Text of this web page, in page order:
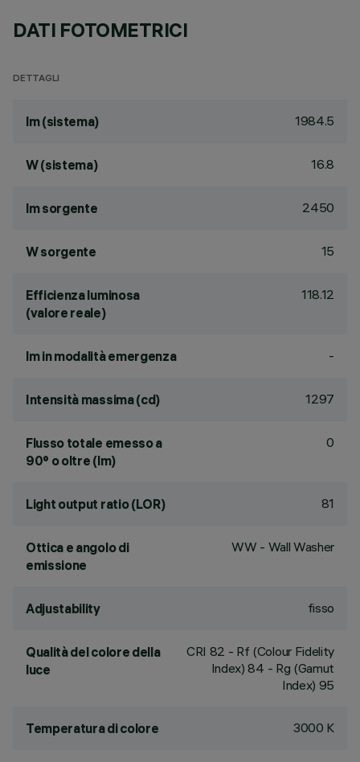
DATI FOTOMETRICI
DETTAGLI
lm (sistema) 1984.5
W (sistema) 16.8
lm sorgente 2450
W sorgente 15
Efficienza luminosa
(valore reale)
118.12
lm in modalità emergenza -
Intensità massima (cd) 1297
Flusso totale emesso a
90° o oltre (lm)
0
Light output ratio (LOR) 81
Ottica e angolo di
emissione
WW - Wall Washer
Adjustability fisso
Qualità del colore della
luce
CRI 82 - Rf (Colour Fidelity
Index) 84 - Rg (Gamut
Index) 95
Temperatura di colore 3000 K